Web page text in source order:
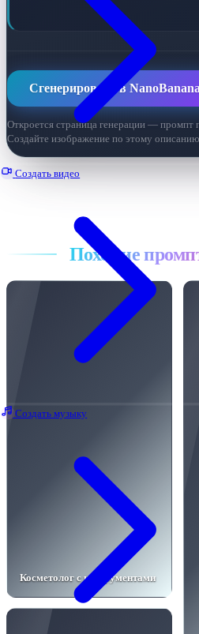
Создать видео
Создать музыку
Сгенерировать в NanoBanana
Откроется страница генерации — промпт
Создайте изображение по этому описанию
Все промпты
Похожие
Косметолог с инструментами